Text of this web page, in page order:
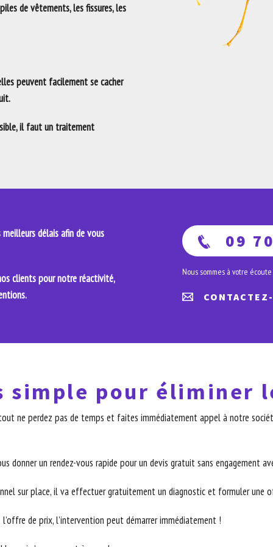
de vêtements, les fissures, les
peuvent facilement se cacher
il faut un traitement
délais afin de vous
clients pour notre réactivité,
09
Nous sommes à votre
simple pour éliminer
ne perdez pas de temps et faites immédiatement appel à notre
donner un rendez-vous rapide pour un devis gratuit sans engagement
sur place, il va effectuer gratuitement un diagnostic et formuler une
de prix, l’intervention peut démarrer immédiatement !